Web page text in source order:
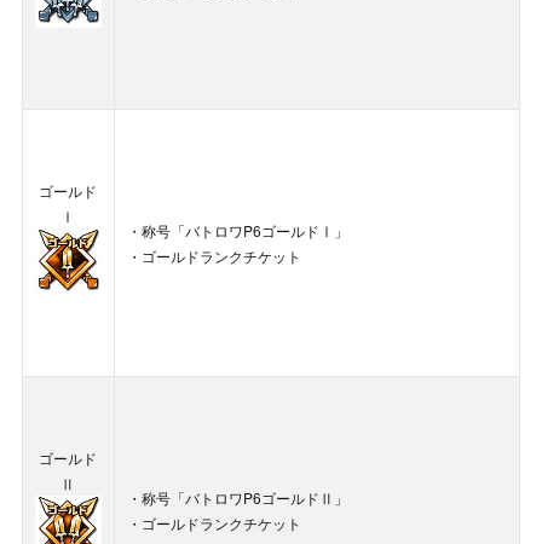
ゴールド
Ⅰ
・称号「バトロワP6ゴールドⅠ」
・ゴールドランクチケット
ゴールド
Ⅱ
・称号「バトロワP6ゴールドⅡ」
・ゴールドランクチケット